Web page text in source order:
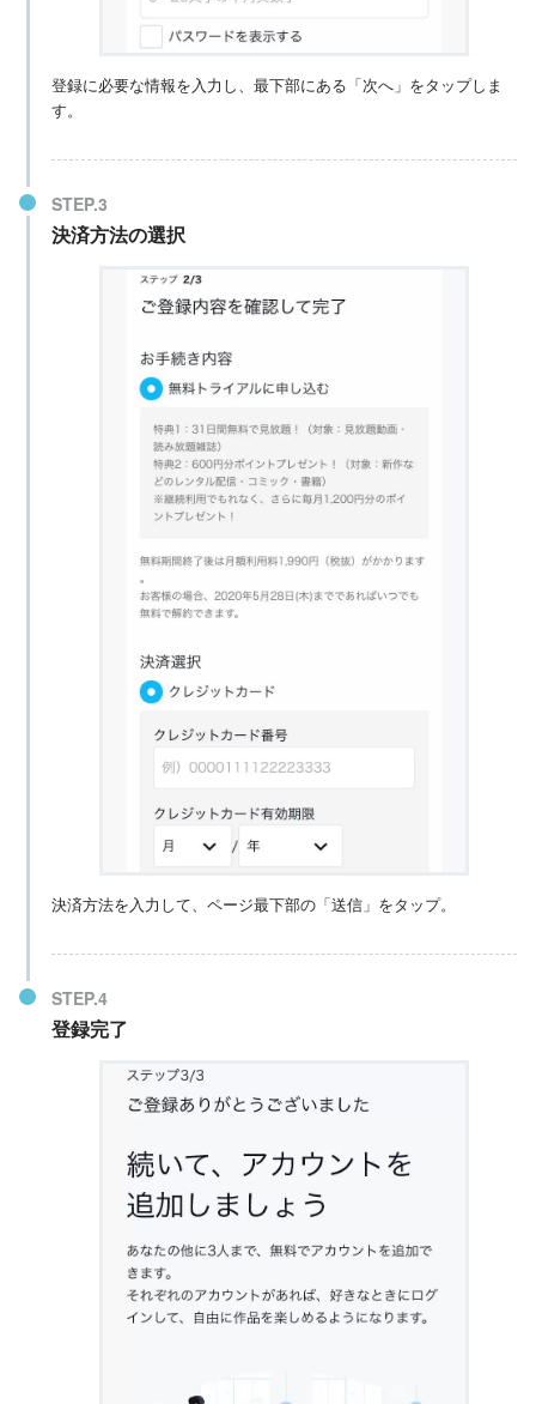
登録に必要な情報を入力し、最下部にある「次へ」をタップしま
す。
決済方法の選択
決済方法を入力して、ページ最下部の「送信」をタップ。
登録完了